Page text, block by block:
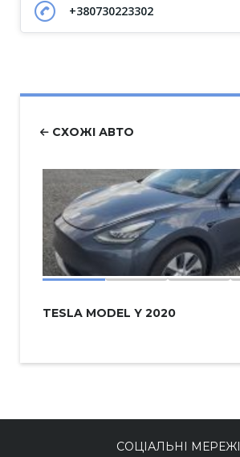
+380730223302
СХОЖІ АВТО
TESLA MODEL Y 2020
СОЦІАЛЬНІ МЕРЕЖІ